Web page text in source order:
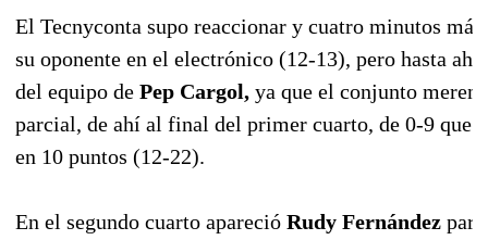
El Tecnyconta supo reaccionar y cuatro minutos más
su oponente en el electrónico (12-13), pero hasta
del equipo de Pep Cargol, ya que el conjunto
parcial, de ahí al final del primer cuarto, de 0-9 que
en 10 puntos (12-22).
En el segundo cuarto apareció Rudy Fernández